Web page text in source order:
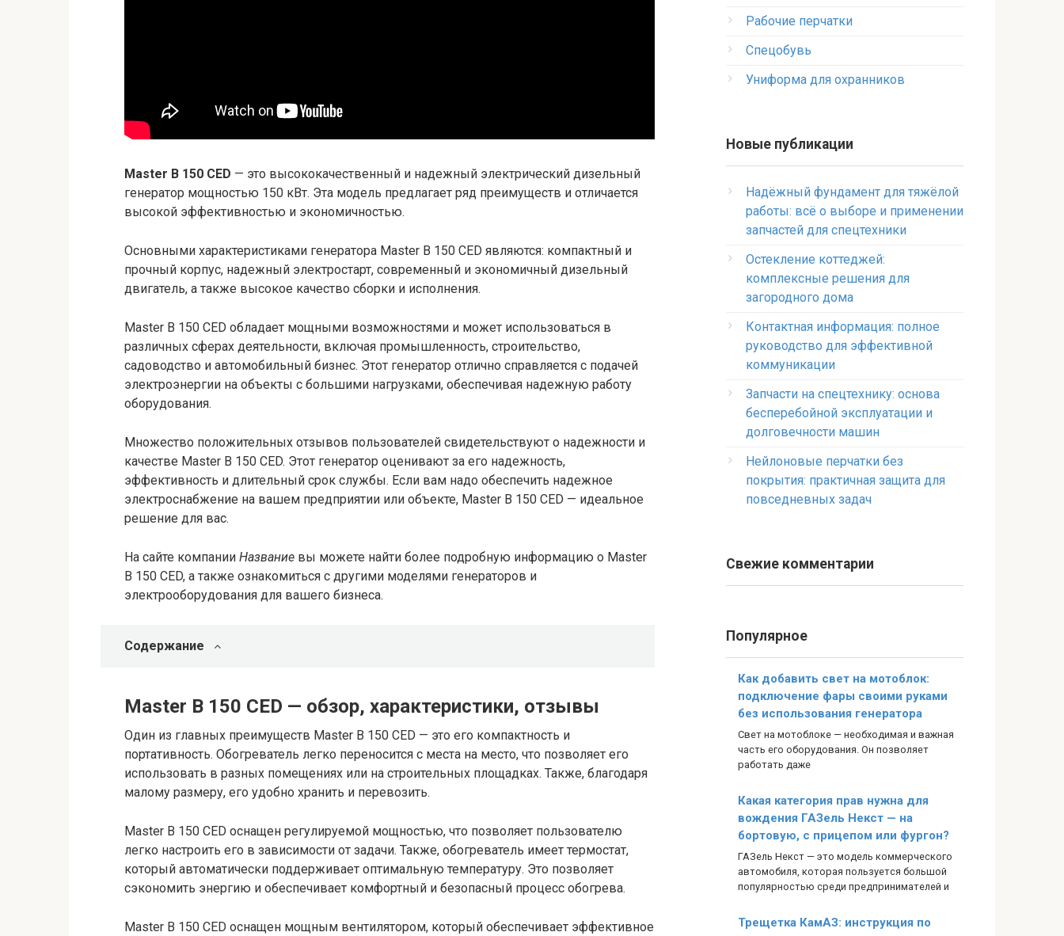
Master B 150 CED — это высококачественный и надежный электрический дизельный
генератор мощностью 150 кВт. Эта модель предлагает ряд преимуществ и отличается
высокой эффективностью и экономичностью.
Основными характеристиками генератора Master B 150 CED являются: компактный и
прочный корпус, надежный электростарт, современный и экономичный дизельный
двигатель, а также высокое качество сборки и исполнения.
Master B 150 CED обладает мощными возможностями и может использоваться в
различных сферах деятельности, включая промышленность, строительство,
садоводство и автомобильный бизнес. Этот генератор отлично справляется с подачей
электроэнергии на объекты с большими нагрузками, обеспечивая надежную работу
оборудования.
Множество положительных отзывов пользователей свидетельствуют о надежности и
качестве Master B 150 CED. Этот генератор оценивают за его надежность,
эффективность и длительный срок службы. Если вам надо обеспечить надежное
электроснабжение на вашем предприятии или объекте, Master B 150 CED — идеальное
решение для вас.
На сайте компании Название вы можете найти более подробную информацию о Master
B 150 CED, а также ознакомиться с другими моделями генераторов и
электрооборудования для вашего бизнеса.
Содержание
Master B 150 CED — обзор, характеристики, отзывы
Один из главных преимуществ Master B 150 CED — это его компактность и
портативность. Обогреватель легко переносится с места на место, что позволяет его
использовать в разных помещениях или на строительных площадках. Также, благодаря
малому размеру, его удобно хранить и перевозить.
Master B 150 CED оснащен регулируемой мощностью, что позволяет пользователю
легко настроить его в зависимости от задачи. Также, обогреватель имеет термостат,
который автоматически поддерживает оптимальную температуру. Это позволяет
сэкономить энергию и обеспечивает комфортный и безопасный процесс обогрева.
Master B 150 CED оснащен мощным вентилятором, который обеспечивает эффективное
Рабочие перчатки
Спецобувь
Униформа для охранников
Новые публикации
Надёжный фундамент для тяжёлой
работы: всё о выборе и применении
запчастей для спецтехники
Остекление коттеджей:
комплексные решения для
загородного дома
Контактная информация: полное
руководство для эффективной
коммуникации
Запчасти на спецтехнику: основа
бесперебойной эксплуатации и
долговечности машин
Нейлоновые перчатки без
покрытия: практичная защита для
повседневных задач
Свежие комментарии
Популярное
Как добавить свет на мотоблок:
подключение фары своими руками
без использования генератора
Свет на мотоблоке — необходимая и важная
часть его оборудования. Он позволяет
работать даже
Какая категория прав нужна для
вождения ГАЗель Некст — на
бортовую, с прицепом или фургон?
ГАЗель Некст — это модель коммерческого
автомобиля, которая пользуется большой
популярностью среди предпринимателей и
Трещетка КамАЗ: инструкция по